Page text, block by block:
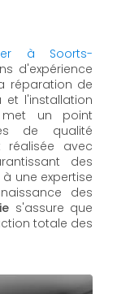
à Soorts-
d'expérience
réparation de
l'installation
met un point
de qualité
réalisée avec
des
une expertise
des
s'assure que
totale des